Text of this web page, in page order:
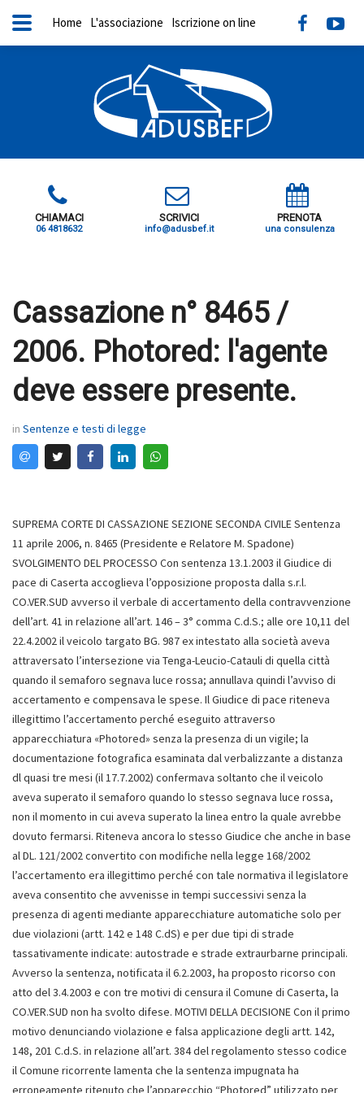
CHIAMACI
06 4818632
SCRIVICI
info@adusbef.it
PRENOTA
una consulenza
Home L'associazione Iscrizione on line
Cassazione n° 8465 /
2006. Photored: l'agente
deve essere presente.
in Sentenze e testi di legge
SUPREMA CORTE DI CASSAZIONE SEZIONE SECONDA CIVILE Sentenza
11 aprile 2006, n. 8465 (Presidente e Relatore M. Spadone)
SVOLGIMENTO DEL PROCESSO Con sentenza 13.1.2003 il Giudice di
pace di Caserta accoglieva l’opposizione proposta dalla s.r.l.
CO.VER.SUD avverso il verbale di accertamento della contravvenzione
dell’art. 41 in relazione all’art. 146 – 3° comma C.d.S.; alle ore 10,11 del
22.4.2002 il veicolo targato BG. 987 ex intestato alla società aveva
attraversato l’intersezione via Tenga-Leucio-Catauli di quella città
quando il semaforo segnava luce rossa; annullava quindi l’avviso di
accertamento e compensava le spese. Il Giudice di pace riteneva
illegittimo l’accertamento perché eseguito attraverso
apparecchiatura «Photored» senza la presenza di un vigile; la
documentazione fotografica esaminata dal verbalizzante a distanza
dl quasi tre mesi (il 17.7.2002) confermava soltanto che il veicolo
aveva superato il semaforo quando lo stesso segnava luce rossa,
non il momento in cui aveva superato la linea entro la quale avrebbe
dovuto fermarsi. Riteneva ancora lo stesso Giudice che anche in base
al DL. 121/2002 convertito con modifiche nella legge 168/2002
l’accertamento era illegittimo perché con tale normativa il legislatore
aveva consentito che avvenisse in tempi successivi senza la
presenza di agenti mediante apparecchiature automatiche solo per
due violazioni (artt. 142 e 148 C.dS) e per due tipi di strade
tassativamente indicate: autostrade e strade extraurbarne principali.
Avverso la sentenza, notificata il 6.2.2003, ha proposto ricorso con
atto del 3.4.2003 e con tre motivi di censura il Comune di Caserta, la
CO.VER.SUD non ha svolto difese. MOTIVI DELLA DECISIONE Con il primo
motivo denunciando violazione e falsa applicazione degli artt. 142,
148, 201 C.d.S. in relazione all’art. 384 del regolamento stesso codice
il Comune ricorrente lamenta che la sentenza impugnata ha
erroneamente ritenuto che l’apparecchio “Photored” utilizzato per